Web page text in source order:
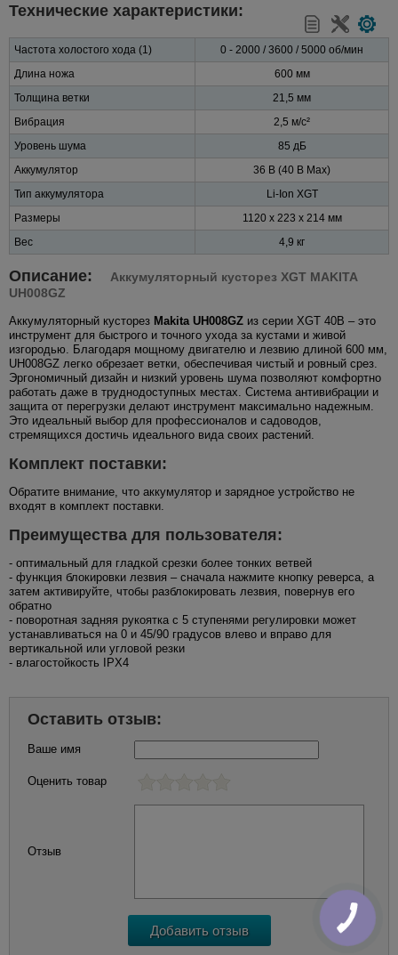
Технические характеристики:
Частота холостого хода (1)
0 - 2000 / 3600 / 5000 об/мин
Длина ножа
600 мм
Толщина ветки
21,5 мм
Вибрация
2,5 м/с²
Уровень шума
85 дБ
Аккумулятор
36 В (40 В Max)
Тип аккумулятора
Li-Ion XGT
Размеры
1120 x 223 x 214 мм
Вес
4,9 кг
Описание:
Аккумуляторный кусторез XGT MAKITA
UH008GZ
Аккумуляторный кусторез Makita UH008GZ из серии XGT 40В – это
инструмент для быстрого и точного ухода за кустами и живой
изгородью. Благодаря мощному двигателю и лезвию длиной 600 мм,
UH008GZ легко обрезает ветки, обеспечивая чистый и ровный срез.
Эргономичный дизайн и низкий уровень шума позволяют комфортно
работать даже в труднодоступных местах. Система антивибрации и
защита от перегрузки делают инструмент максимально надежным.
Это идеальный выбор для профессионалов и садоводов,
стремящихся достичь идеального вида своих растений.
Комплект поставки:
Обратите внимание, что аккумулятор и зарядное устройство не
входят в комплект поставки.
Преимущества для пользователя:
- оптимальный для гладкой срезки более тонких ветвей
- функция блокировки лезвия – сначала нажмите кнопку реверса, а
затем активируйте, чтобы разблокировать лезвия, повернув его
обратно
- поворотная задняя рукоятка с 5 ступенями регулировки может
устанавливаться на 0 и 45/90 градусов влево и вправо для
вертикальной или угловой резки
- влагостойкость IPX4
Оставить отзыв:
Ваше имя
Оценить товар
Отзыв